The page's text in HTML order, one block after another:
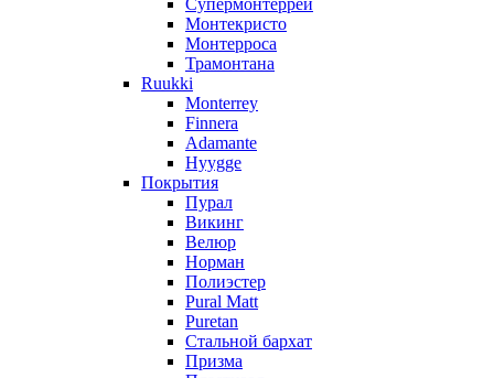
Супермонтеррей
Монтекристо
Монтерроса
Трамонтана
Ruukki
Monterrey
Finnera
Adamante
Hyygge
Покрытия
Пурал
Викинг
Велюр
Норман
Полиэстер
Pural Matt
Puretan
Стальной бархат
Призма